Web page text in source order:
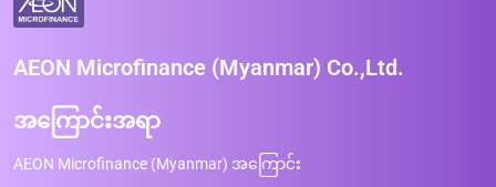
AEON Microfinance (Myanmar) Co.,Ltd.
အကြောင်းအရာ
AEON Microfinance (Myanmar) အကြောင်း